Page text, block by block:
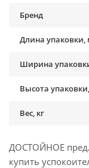
Бренд
Длина упаковки,
Ширина
Высота
Вес, кг
ДОСТОЙНОЕ
купить